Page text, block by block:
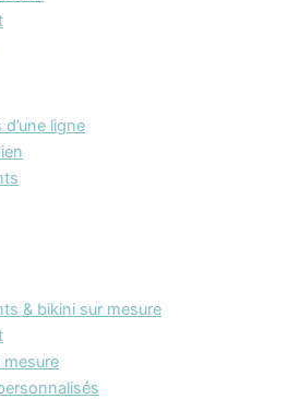
ligne
& bikini sur mesure
mesure